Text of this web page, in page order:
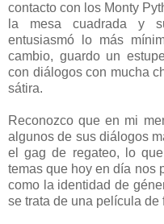
contacto con los Monty
la mesa cuadrada y
entusiasmó lo más
cambio, guardo un
con diálogos con mucha
sátira.
Reconozco que en mi
algunos de sus diálogos
el gag de regateo, lo
temas que hoy en día nos
como la identidad de
se trata de una película de